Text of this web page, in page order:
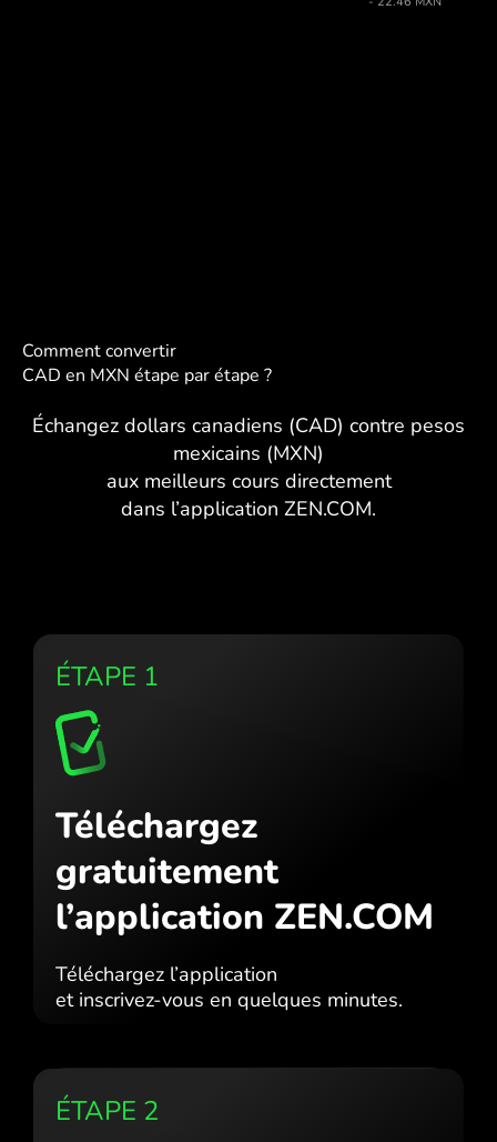
Comment convertir
CAD en MXN étape par étape ?
Échangez dollars canadiens (CAD) contre pesos
mexicains (MXN)
aux meilleurs cours directement
dans l’application ZEN.COM.
ÉTAPE 1
Téléchargez
gratuitement
l’application ZEN.COM
Téléchargez l’application
et inscrivez-vous en quelques minutes.
ÉTAPE 2